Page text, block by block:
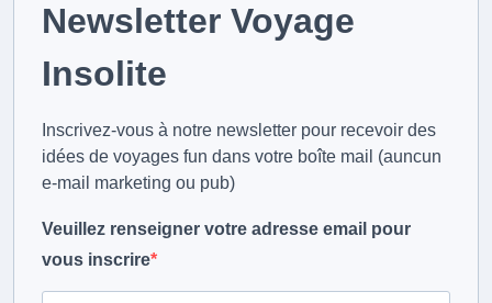
Newsletter Voyage
Insolite
Inscrivez-vous à notre newsletter pour recevoir des
idées de voyages fun dans votre boîte mail (auncun
e-mail marketing ou pub)
Veuillez renseigner votre adresse email pour
vous inscrire